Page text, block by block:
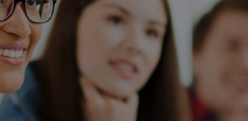
A OBM
Histórico
Premiados da OBM
Comissão Nacional de Olimpíadas
de Matemática da SBM
Coordenadores
Regulamento
Como participar
Perguntas frequentes